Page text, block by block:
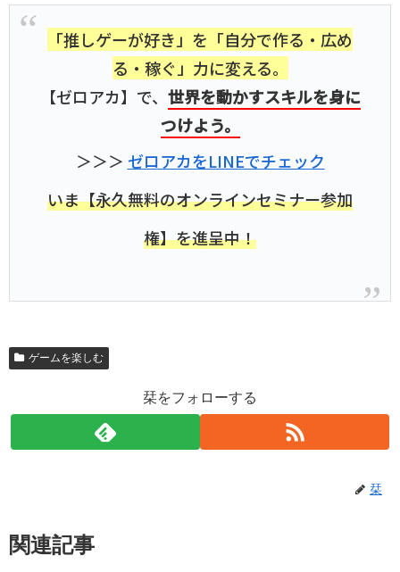
「推しゲーが好き」を「自分で作る・広め
る・稼ぐ」力に変える。
【ゼロアカ】で、 世界を動かすスキルを身に
つけよう。
＞＞＞ ゼロアカをLINEでチェック
いま【永久無料のオンラインセミナー参加
権】を進呈中！
ゲームを楽しむ
栞をフォローする
栞
関連記事